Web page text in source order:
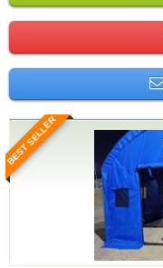
BEST SELLER